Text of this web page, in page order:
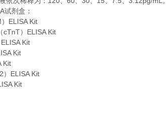
试剂盒：
ELISA Kit
cTnT）ELISA Kit
Kit
Kit
Kit
）ELISA Kit
Kit